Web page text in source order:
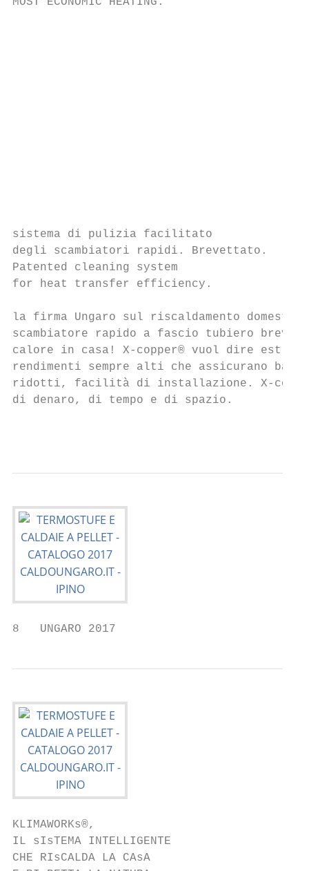
sistema di pulizia facilitato
degli scambiatori rapidi. Brevettato.
Patented cleaning system
for heat transfer efficiency.
la firma Ungaro sul riscaldamento
scambiatore rapido a fascio tubiero
calore in casa! X-copper® vuol dire
rendimenti sempre alti che assicurano
ridotti, facilità di installazione. X-
di denaro, di tempo e di spazio.
8   UNGARO 2017
KLIMAWORKs®,
IL sIsTEMA INTELLIGENTE
CHE RIsCALDA LA CAsA